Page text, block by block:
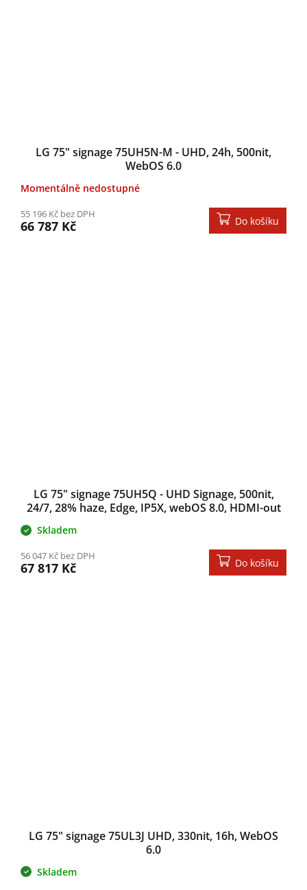
LG 75" signage 75UH5N-M - UHD, 24h, 500nit,
WebOS 6.0
Momentálně nedostupné
55 196 Kč bez DPH
66 787 Kč Do košíku
LG 75" signage 75UH5Q - UHD Signage, 500nit,
24/7, 28% haze, Edge, IP5X, webOS 8.0, HDMI-out
Skladem
56 047 Kč bez DPH
67 817 Kč Do košíku
LG 75" signage 75UL3J UHD, 330nit, 16h, WebOS
6.0
Skladem